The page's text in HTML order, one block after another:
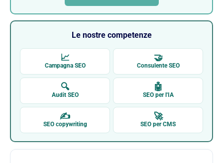
Le nostre competenze
📈
Campagna SEO
🤝
Consulente SEO
🔍
Audit SEO
🤖
SEO per l'IA
✍
SEO copywriting
🚀
SEO per CMS